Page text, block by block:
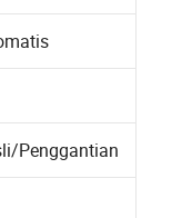
Penggantian